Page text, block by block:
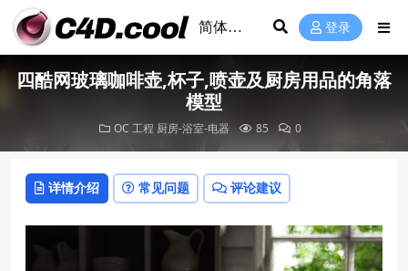
登录
四酷网玻璃咖啡壶,杯子,喷壶及厨房用品的角落
模型
OC 工程 厨房-浴室-电器 85 0
详情介绍 常见问题 评论建议